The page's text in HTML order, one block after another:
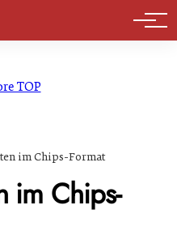
im Chips-Format
im Chips-